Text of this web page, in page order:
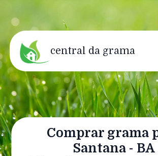
central da grama
Comprar grama
Santana - BA